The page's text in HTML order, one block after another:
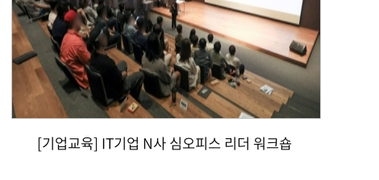
[기업교육] IT기업 N사 심오피스 리더 워크숍